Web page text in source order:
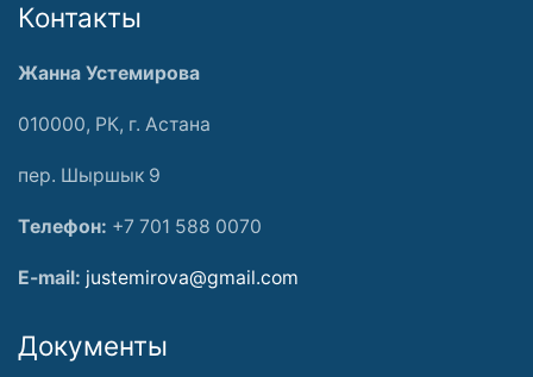
Контакты
Жанна Устемирова
010000, РК, г. Астана
пер. Шыршык 9
Телефон: +7 701 588 0070
E-mail: justemirova@gmail.com
Документы